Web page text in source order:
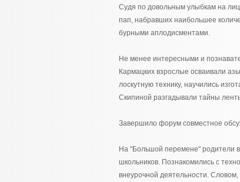
Судя по довольным улыбкам на
пап, набравших наибольшее
бурными аплодисментами.
Не менее интересными и
Кармацких взрослые осваивали
лоскутную технику, научились
Скипиной разгадывали тайны
Завершило форум совместное
На "Большой перемене" родители в
школьников. Познакомились с
внеурочной деятельности.